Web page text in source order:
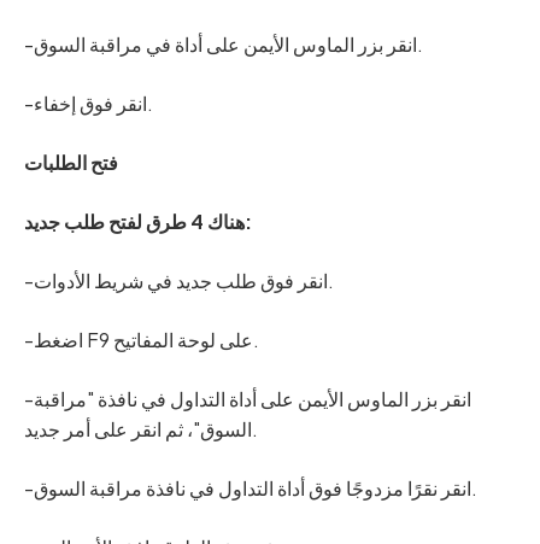
-انقر بزر الماوس الأيمن على أداة في مراقبة السوق.
-انقر فوق إخفاء.
فتح الطلبات
هناك 4 طرق لفتح طلب جديد:
-انقر فوق طلب جديد في شريط الأدوات.
-اضغط F9 على لوحة المفاتيح.
-انقر بزر الماوس الأيمن على أداة التداول في نافذة "مراقبة
السوق"، ثم انقر على أمر جديد.
-انقر نقرًا مزدوجًا فوق أداة التداول في نافذة مراقبة السوق.